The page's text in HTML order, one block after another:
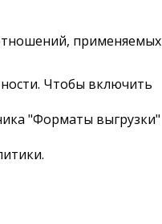
применяемых
Чтобы включить
"Форматы выгрузки"